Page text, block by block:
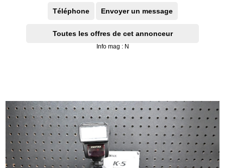
Téléphone Envoyer un message
Toutes les offres de cet annonceur
Info mag : N